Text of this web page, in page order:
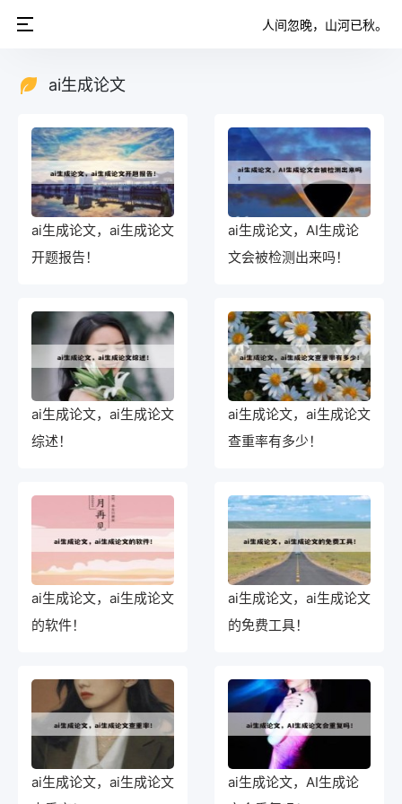
人间忽晚，山河已秋。
ai生成论文
ai生成论文，ai生成论文
开题报告！
ai生成论文，AI生成论
文会被检测出来吗！
ai生成论文，ai生成论文
综述！
ai生成论文，ai生成论文
查重率有多少！
ai生成论文，ai生成论文
的软件！
ai生成论文，ai生成论文
的免费工具！
ai生成论文，ai生成论文
ai生成论文，AI生成论